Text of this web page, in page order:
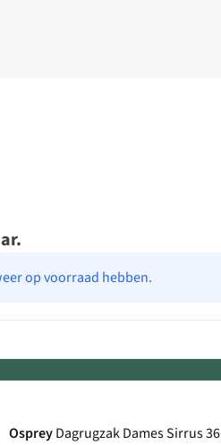
op voorraad hebben.
OspreyDagrugzak Dames Sirrus 36